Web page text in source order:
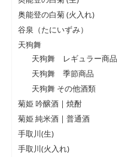
奥能登の白菊 (火入れ)
谷泉（たにいずみ）
天狗舞
天狗舞 レギュラー商品
天狗舞 季節商品
天狗舞 その他酒類
菊姫 吟醸酒 | 焼酎
菊姫 純米酒 | 普通酒
手取川(生)
手取川(火入れ)